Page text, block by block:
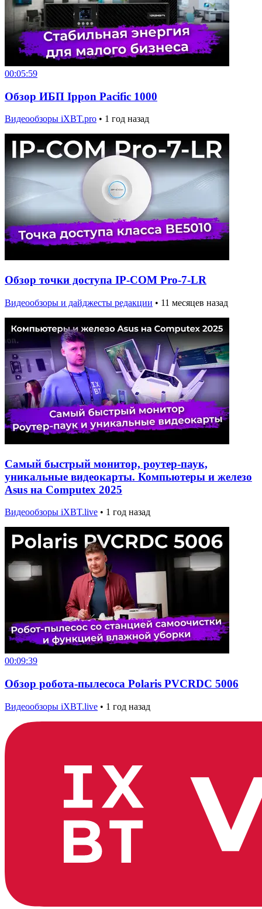
00:05:59
Обзор ИБП Ippon Pacific 1000
Видеообзоры iXBT.pro • 1 год назад
Обзор точки доступа IP-COM Pro-7-LR
Видеообзоры и дайджесты редакции • 11 месяцев назад
Самый быстрый монитор, роутер-паук,
уникальные видеокарты. Компьютеры и железо
Asus на Computex 2025
Видеообзоры iXBT.live • 1 год назад
00:09:39
Обзор робота-пылесоса Polaris PVCRDC 5006
Видеообзоры iXBT.live • 1 год назад